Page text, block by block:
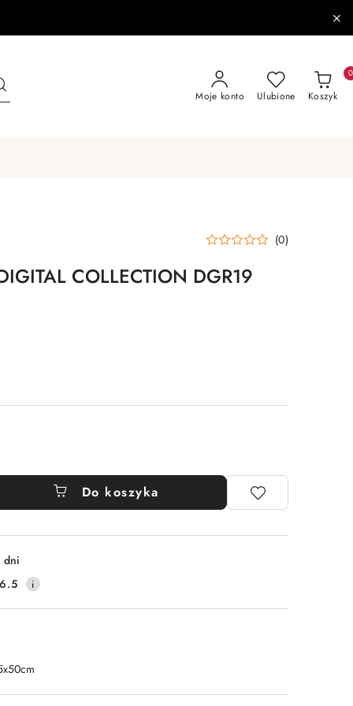
Moje konto Ulubione Koszyk
0
(0)
COLLECTION DGR19
Do koszyka
dni